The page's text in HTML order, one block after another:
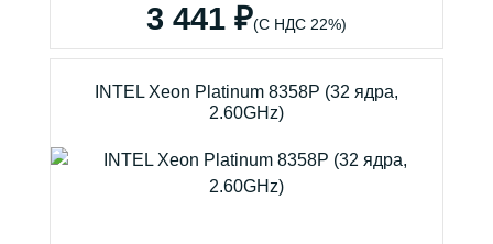
3 441 ₽(С НДС 22%)
INTEL Xeon Platinum 8358P (32 ядра,
2.60GHz)